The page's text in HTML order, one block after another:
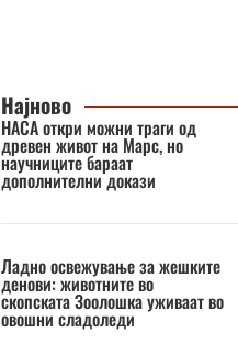
Најново
НАСА откри можни траги од
древен живот на Марс, но
научниците бараат
дополнителни докази
Ладно освежување за жешките
денови: животните во
скопската Зоолошка уживаат во
овошни сладоледи